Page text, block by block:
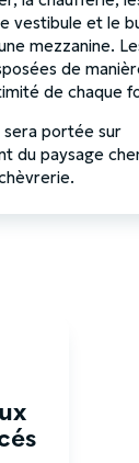
vestibule et le
mezzanine.
de
de chaque
portée sur
du paysage